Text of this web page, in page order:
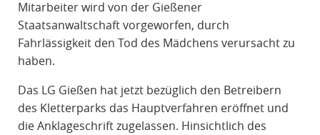
Mitarbeiter wird von der Gießener
Staatsanwaltschaft vorgeworfen, durch
Fahrlässigkeit den Tod des Mädchens verursacht zu
haben.
Das LG Gießen hat jetzt bezüglich den Betreibern
des Kletterparks das Hauptverfahren eröffnet und
die Anklageschrift zugelassen. Hinsichtlich des